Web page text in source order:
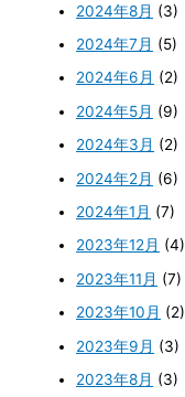
2024年8月 (3)
2024年7月 (5)
2024年6月 (2)
2024年5月 (9)
2024年3月 (2)
2024年2月 (6)
2024年1月 (7)
2023年12月 (4)
2023年11月 (7)
2023年10月 (2)
2023年9月 (3)
2023年8月 (3)